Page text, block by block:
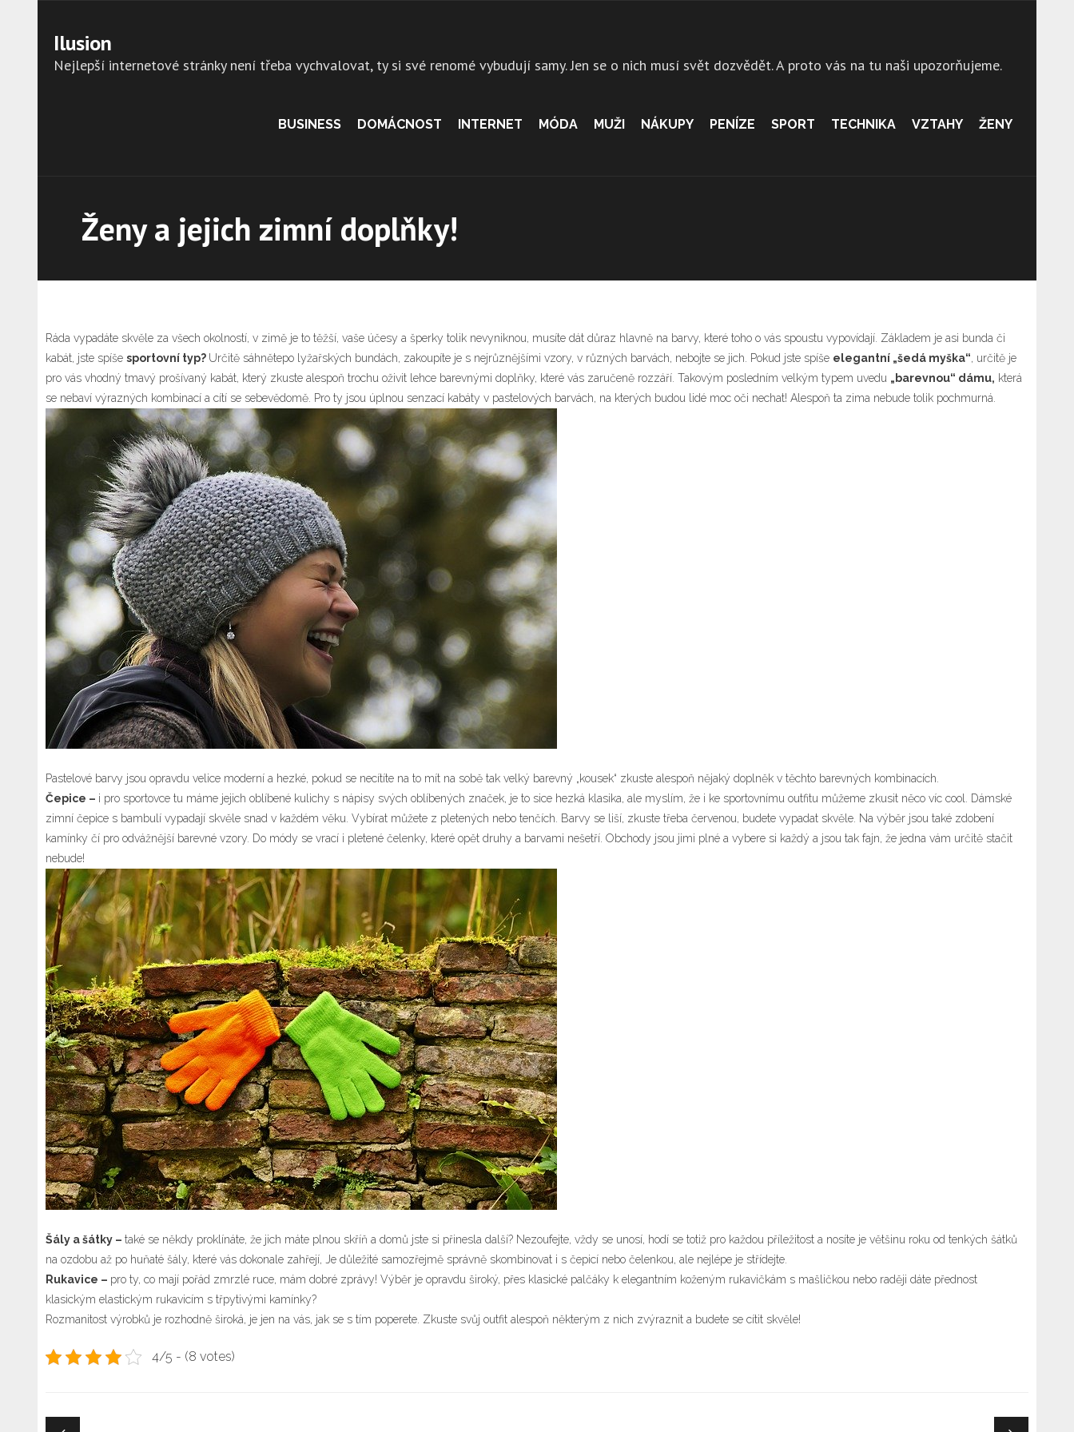
content
Ilusion
Nejlepší internetové stránky není třeba vychvalovat, ty si své renomé vybudují samy. Jen se o nich musí svět dozvědět. A proto vás na tu naši upozorňujeme.
BUSINESS DOMÁCNOST INTERNET MÓDA MUŽI NÁKUPY PENÍZE SPORT TECHNIKA VZTAHY ŽENY
Ženy a jejich zimní doplňky!
Ráda vypadáte skvěle za všech okolností, v zimě je to těžší, vaše účesy a šperky tolik nevyniknou, musíte dát důraz hlavně na barvy, které toho o vás spoustu vypovídají. Základem je asi bunda či
kabát, jste spíše sportovní typ? Určitě sáhnětepo lyžařských bundách, zakoupíte je s nejrůznějšími vzory, v různých barvách, nebojte se jich. Pokud jste spíše elegantní „šedá myška“ , určitě je
pro vás vhodný tmavý prošívaný kabát, který zkuste alespoň trochu oživit lehce barevnými doplňky, které vás zaručeně rozzáří. Takovým posledním velkým typem uvedu „barevnou“ dámu, která
se nebaví výrazných kombinací a cítí se sebevědomě. Pro ty jsou úplnou senzací kabáty v pastelových barvách, na kterých budou lidé moc oči nechat! Alespoň ta zima nebude tolik pochmurná.
Pastelové barvy jsou opravdu velice moderní a hezké, pokud se necítíte na to mít na sobě tak velký barevný „kousek“ zkuste alespoň nějaký doplněk v těchto barevných kombinacích.
Čepice – i pro sportovce tu máme jejich oblíbené kulichy s nápisy svých oblíbených značek, je to sice hezká klasika, ale myslím, že i ke sportovnímu outfitu můžeme zkusit něco víc cool. Dámské
zimní čepice s bambulí vypadají skvěle snad v každém věku. Vybírat můžete z pletených nebo tenčích. Barvy se liší, zkuste třeba červenou, budete vypadat skvěle. Na výběr jsou také zdobení
kamínky čí pro odvážnější barevné vzory. Do módy se vrací i pletené čelenky, které opět druhy a barvami nešetří. Obchody jsou jimi plné a vybere si každý a jsou tak fajn, že jedna vám určitě stačit
nebude!
Šály a šátky – také se někdy proklínáte, že jich máte plnou skříň a domů jste si přinesla další? Nezoufejte, vždy se unosí, hodí se totiž pro každou příležitost a nosíte je většinu roku od tenkých šátků
na ozdobu až po huňaté šály, které vás dokonale zahřejí, Je důležité samozřejmě správně skombinovat i s čepicí nebo čelenkou, ale nejlépe je střídejte.
Rukavice – pro ty, co mají pořád zmrzlé ruce, mám dobré zprávy! Výběr je opravdu široký, přes klasické palčáky k elegantním koženým rukavičkám s mašličkou nebo raději dáte přednost
klasickým elastickým rukavicím s třpytivými kamínky?
Rozmanitost výrobků je rozhodně široká, je jen na vás, jak se s tím poperete. Zkuste svůj outfit alespoň některým z nich zvýraznit a budete se cítit skvěle!
4/5 - (8 votes)